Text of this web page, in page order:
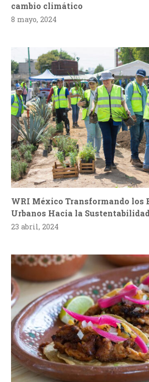
cambio climático
8 mayo, 2024
WRI México Transformando los
Urbanos Hacia la
23 abril, 2024